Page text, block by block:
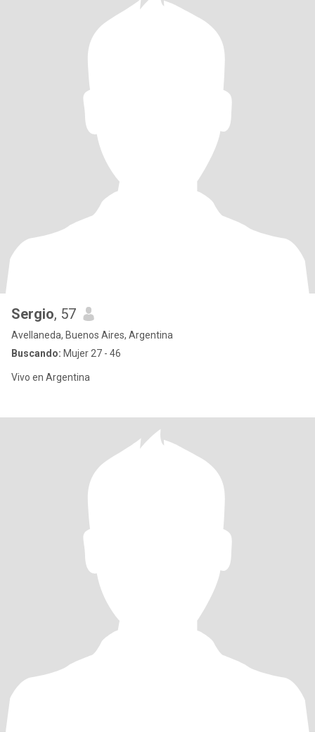
Sergio, 57
Avellaneda, Buenos Aires, Argentina
Buscando: Mujer 27 - 46
Vivo en Argentina